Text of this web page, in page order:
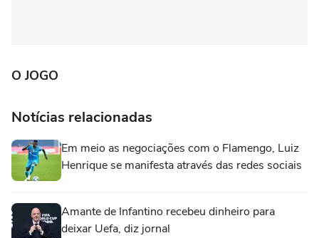
O JOGO
Notícias relacionadas
Em meio as negociações com o Flamengo, Luiz
Henrique se manifesta através das redes sociais
Amante de Infantino recebeu dinheiro para
deixar Uefa, diz jornal